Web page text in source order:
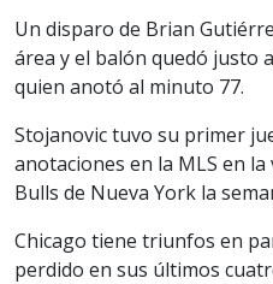
Un disparo de Brian
área y el balón quedó justo
quien anotó al minuto 77.
Stojanovic tuvo su primer
anotaciones en la MLS en
Bulls de Nueva York la
Chicago tiene triunfos en
perdido en sus últimos